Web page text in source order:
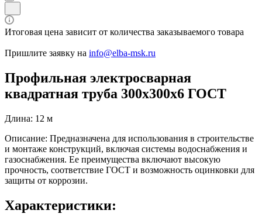
Итоговая цена зависит от количества заказываемого товара
Пришлите заявку на info@elba-msk.ru
Профильная электросварная
квадратная труба 300х300х6 ГОСТ
Длина: 12 м
Описание: Предназначена для использования в строительстве
и монтаже конструкций, включая системы водоснабжения и
газоснабжения. Ее преимущества включают высокую
прочность, соответствие ГОСТ и возможность оцинковки для
защиты от коррозии.
Характеристики: